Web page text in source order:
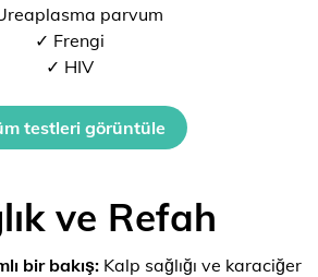
parvum
✓ Frengi
✓ HIV
testleri görüntüle
ve Refah
bir bakış:Kalp sağlığı ve karaciğer